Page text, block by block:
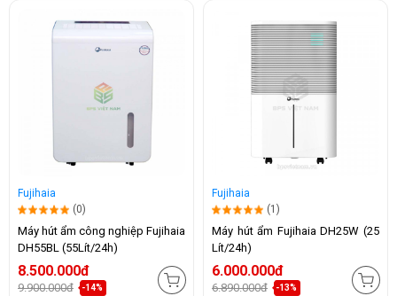
Fujihaia
(0)
Máy hút ẩm công nghiệp Fujihaia
DH55BL (55Lít/24h)
8.500.000đ
9.900.000đ -14%
Fujihaia
(1)
Máy hút ẩm Fujihaia DH25W (25
Lít/24h)
6.000.000đ
6.890.000đ -13%